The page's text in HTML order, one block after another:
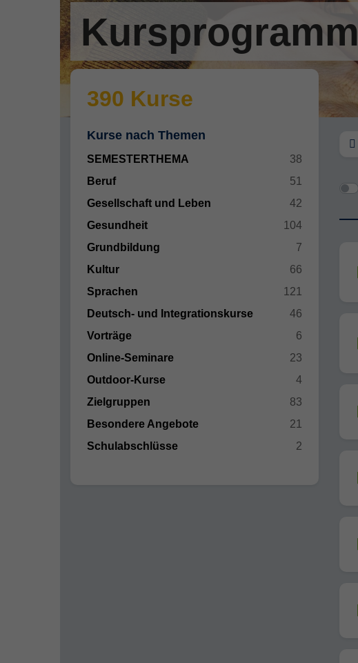
Kursprogramm
390 Kurse
Kurse nach Themen
SEMESTERTHEMA
38
Beruf
51
Gesellschaft und Leben
42
Gesundheit
104
Grundbildung
7
Kultur
66
Sprachen
121
Deutsch- und Integrationskurse
46
Vorträge
6
Online-Seminare
23
Outdoor-Kurse
4
Zielgruppen
83
Besondere Angebote
21
Schulabschlüsse
2